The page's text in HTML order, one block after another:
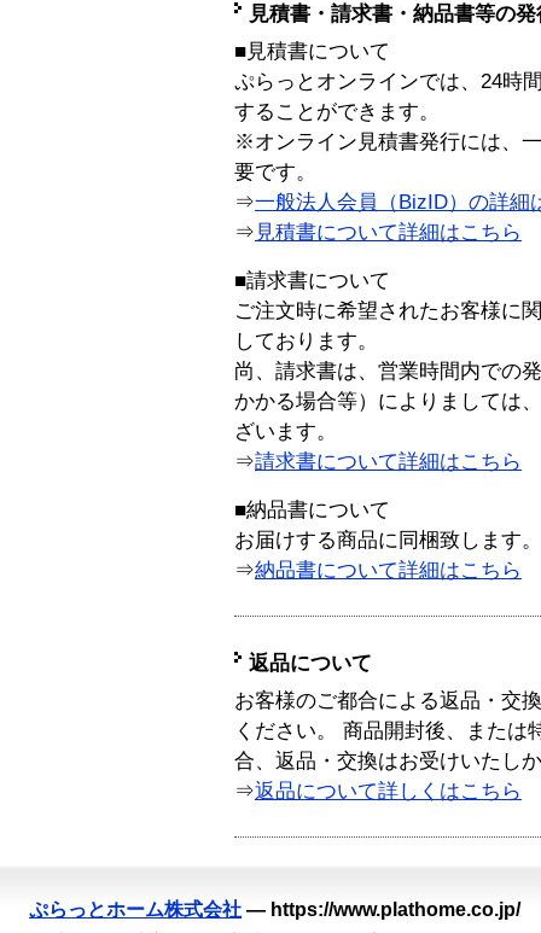
見積書・請求書・納品書等の
■見積書について
ぷらっとオンラインでは、24時
することができます。
※オンライン見積書発行には、
要です。
⇒一般法人会員（BizID）の詳細
⇒ 見積書について詳細はこちら
■請求書について
ご注文時に希望されたお客様に
しております。
尚、請求書は、営業時間内での
かかる場合等）によりましては
ざいます。
⇒請求書について詳細はこちら
■納品書について
お届けする商品に同梱致します。
⇒納品書について詳細はこちら
返品について
お客様のご都合による返品・交
ください。 商品開封後、または
合、返品・交換はお受けいたし
⇒返品について詳しくはこちら
ぷらっとホーム株式会社 — https://www.plathome.co.jp/